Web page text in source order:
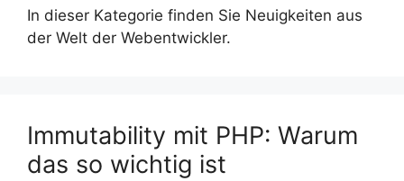
In dieser Kategorie finden Sie Neuigkeiten aus
der Welt der Webentwickler.
Immutability mit PHP: Warum
das so wichtig ist